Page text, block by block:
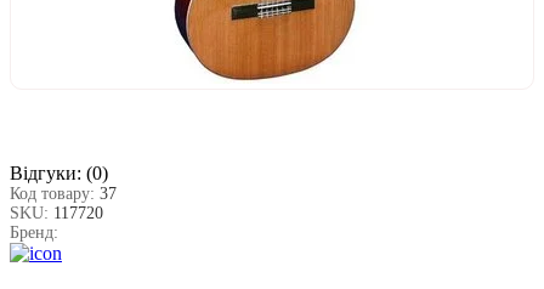
Відгуки: (0)
Код товару: 37
SKU: 117720
Бренд: